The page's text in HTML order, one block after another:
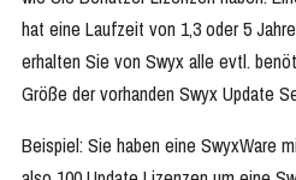
hat eine Laufzeit von 1,3 oder 5
erhalten Sie von Swyx alle evtl.
Größe der vorhanden Swyx Update
Beispiel: Sie haben eine SwyxWare